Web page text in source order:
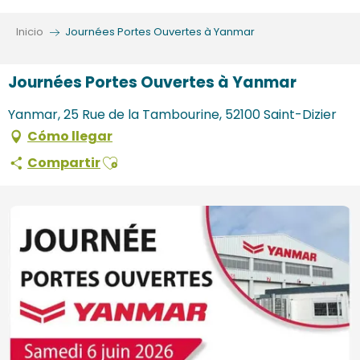
Inicio Journées Portes Ouvertes à Yanmar
Journées Portes Ouvertes à Yanmar
Yanmar, 25 Rue de la Tambourine, 52100 Saint-Dizier
Cómo llegar
CompartirAjouter aux favoris